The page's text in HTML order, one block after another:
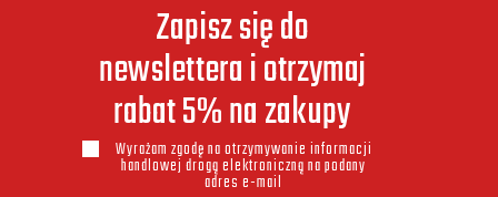
Zapisz się do
newslettera i otrzymaj
rabat 5% na zakupy
Wyrażam zgodę na otrzymywanie informacji
handlowej drogą elektroniczną na podany
adres e-mail